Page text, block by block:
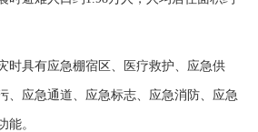
具有应急棚宿区、医疗救护、应急供
、应急通道、应急标志、应急消防、应急
能。